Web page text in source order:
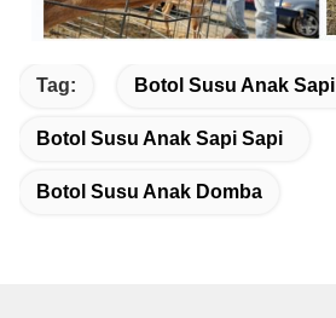
Tag: Botol Susu Anak Sapi
Botol Susu Anak Sapi Sapi
Botol Susu Anak Domba